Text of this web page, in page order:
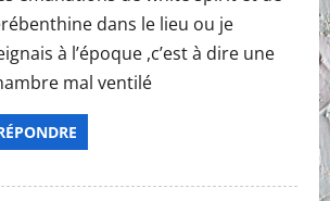
dans le lieu ou je
à l’époque ,c’est à dire une
mal ventilé